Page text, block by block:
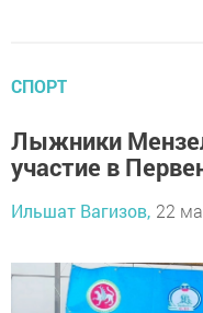
СПОРТ
Лыжники
участие в
Ильшат Вагизов, 22